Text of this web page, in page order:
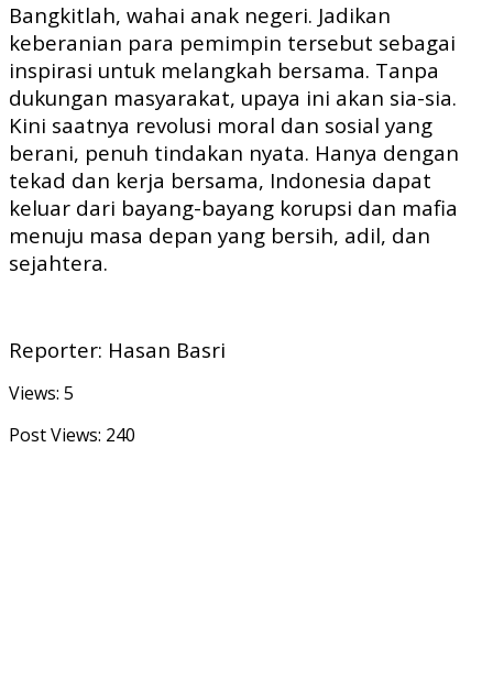
Bangkitlah, wahai anak negeri. Jadikan
keberanian para pemimpin tersebut sebagai
inspirasi untuk melangkah bersama. Tanpa
dukungan masyarakat, upaya ini akan sia-sia.
Kini saatnya revolusi moral dan sosial yang
berani, penuh tindakan nyata. Hanya dengan
tekad dan kerja bersama, Indonesia dapat
keluar dari bayang-bayang korupsi dan mafia
menuju masa depan yang bersih, adil, dan
sejahtera.
Reporter: Hasan Basri
Views: 5
Post Views: 240